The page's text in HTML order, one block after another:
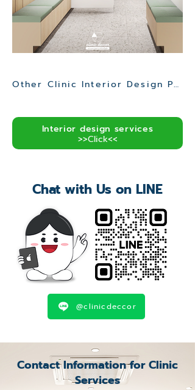
Other Clinic Interior Design Project>>
Interior design services
>>Click<<
Chat with Us on LINE
@clinicdeccor
Contact Information for Clinic
Services